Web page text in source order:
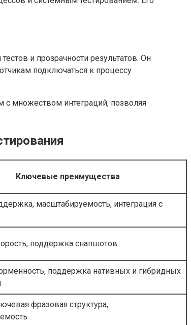
и прозрачности результатов. Он
подключаться к процессу
с множеством интеграций, позволяя
Ключевые преимущества
масштабируемость, интеграция с
поддержка снапшотов
поддержка нативных и гибридных
фразовая структура,